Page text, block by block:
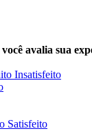
avalia sua
Insatisfeito
Satisfeito